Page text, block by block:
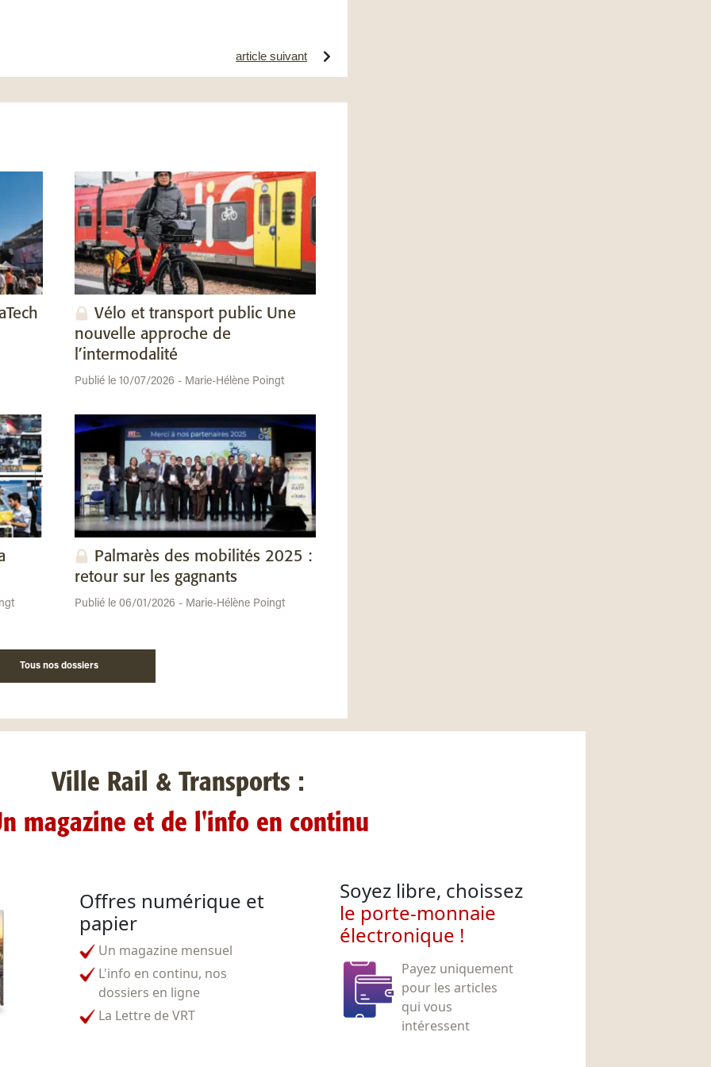
article suivant
Vélo et transport public Une
nouvelle approche de
l’intermodalité
Publié le 10/07/2026 - Marie-Hélène Poingt
Palmarès des mobilités 2025 :
retour sur les gagnants
Publié le 06/01/2026 - Marie-Hélène Poingt
Tous nos dossiers
Ville Rail & Transports :
magazine et de l'info en continu
Offres numérique et
papier
Un magazine mensuel
L'info en continu, nos
dossiers en ligne
La Lettre de VRT
Soyez libre, choissez
le porte-monnaie
électronique !
Payez uniquement
pour les articles
qui vous
intéressent